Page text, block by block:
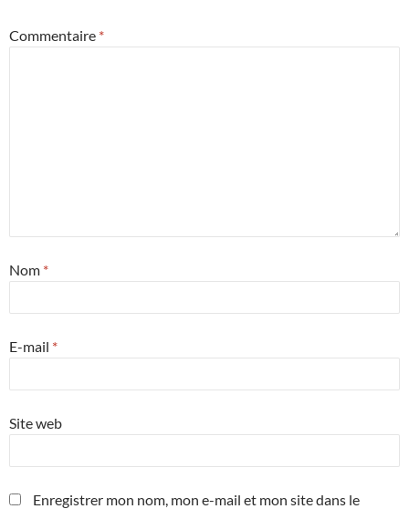
Commentaire *
Nom *
E-mail *
Site web
Enregistrer mon nom, mon e-mail et mon site dans le